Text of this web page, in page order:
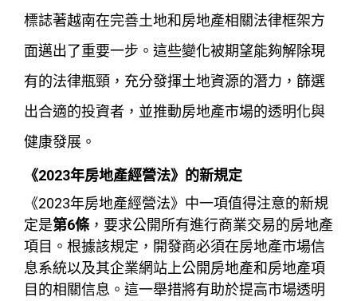
標誌著越南在完善土地和房地產相關法律框架方
面邁出了重要一步。這些變化被期望能夠解除現
有的法律瓶頸，充分發揮土地資源的潛力，篩選
出合適的投資者，並推動房地產市場的透明化與
健康發展。
《2023年房地產經營法》的新規定
《2023年房地產經營法》中一項值得注意的新規
定是第6條 ，要求公開所有進行商業交易的房地產
項目。根據該規定，開發商必須在房地產市場信
息系統以及其企業網站上公開房地產和房地產項
目的相關信息。這一舉措將有助於提高市場透明